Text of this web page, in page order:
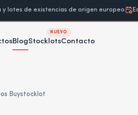
de existencias de origen europeo
BlogStocklots
NUEVO
Contacto
Buystocklot